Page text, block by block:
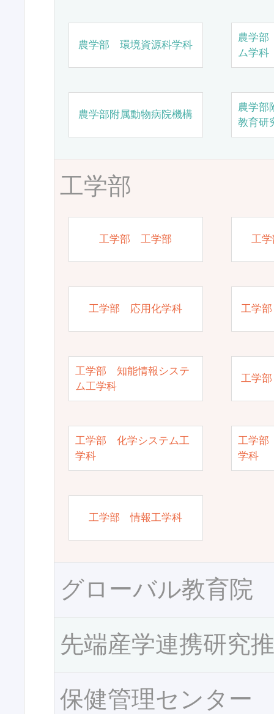
農学部 環境資源科学科
農学
ム学科
農学部附属動物病院機構
農学部
教育研
工学部
工学部 工学部 工
工学部 応用化学科 工学
工学部 知能情報システ
ム工学科
工学
工学部 化学システム工
学科
工学部
学科
工学部 情報工学科
グローバル教育院
先端産学連携研究
保健管理センター